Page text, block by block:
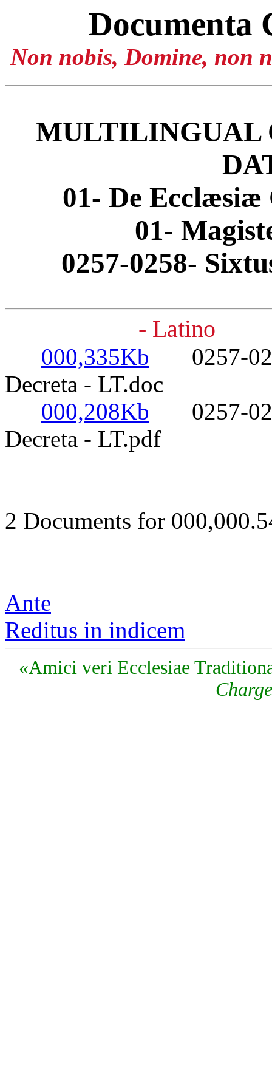
Documenta
Non nobis, Domine, non
MULTILINGUAL
01- De
01-
0257-0258-
- Latino
000,335Kb 0257-
Decreta - LT.doc
000,208Kb 0257-
Decreta - LT.pdf
2 Documents for
Ante
Reditus in indicem
«Amici veri Ecclesiae